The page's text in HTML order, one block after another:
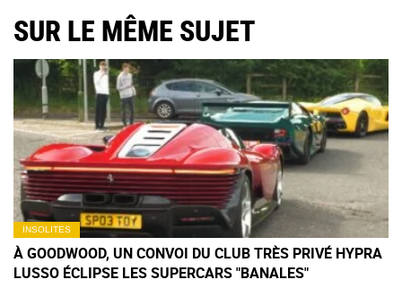
SUR LE MÊME SUJET
INSOLITES
À GOODWOOD, UN CONVOI DU CLUB TRÈS PRIVÉ HYPRA
LUSSO ÉCLIPSE LES SUPERCARS "BANALES"